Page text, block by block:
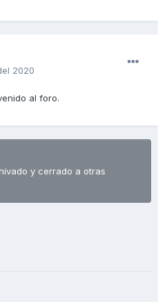
2020
al foro.
y cerrado a otras